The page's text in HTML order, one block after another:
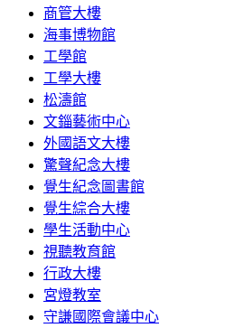
商管大樓
海事博物館
工學館
工學大樓
松濤館
文錙藝術中心
外國語文大樓
驚聲紀念大樓
覺生紀念圖書館
覺生綜合大樓
學生活動中心
視聽教育館
行政大樓
宮燈教室
守謙國際會議中心